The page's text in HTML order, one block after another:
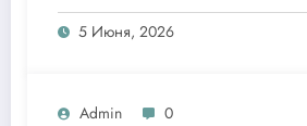
5 Июня, 2026
Admin 0